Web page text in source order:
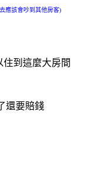
應該會吵到其他房客)
到這麼大房間
還要賠錢